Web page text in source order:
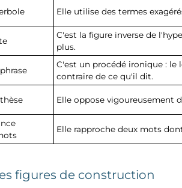
Elle utilise des termes
C'est la figure inverse de
plus.
C'est un procédé ironique : le
contraire de ce qu'il dit.
Elle oppose vigoureusement
Elle rapproche deux mots
figures de construction